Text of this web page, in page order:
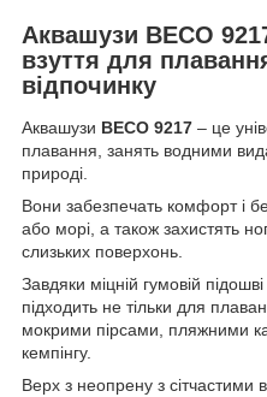
Аквашузи BECO
взуття для
відпочинку
Аквашузи BECO 9217 – це
плавання, занять водними
природі.
Вони забезпечать комфорт і
або морі, а також захистять
слизьких поверхонь.
Завдяки міцній гумовій
підходить не тільки для
мокрими пірсами, пляжними
кемпінгу.
Верх з неопрену з сітчастими